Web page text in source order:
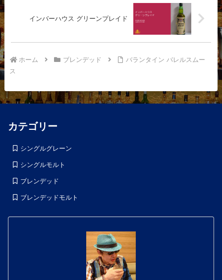
インバーハウス グリーンプレイド
ホーム ブレンデッド
バランタイン バレルスムー
ス
カテゴリー
シングルグレーン
シングルモルト
ブレンデッド
ブレンデッドモルト